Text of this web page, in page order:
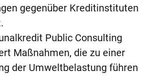
gegenüber Kreditinstituten
Public Consulting
Maßnahmen, die zu einer
der Umweltbelastung führen